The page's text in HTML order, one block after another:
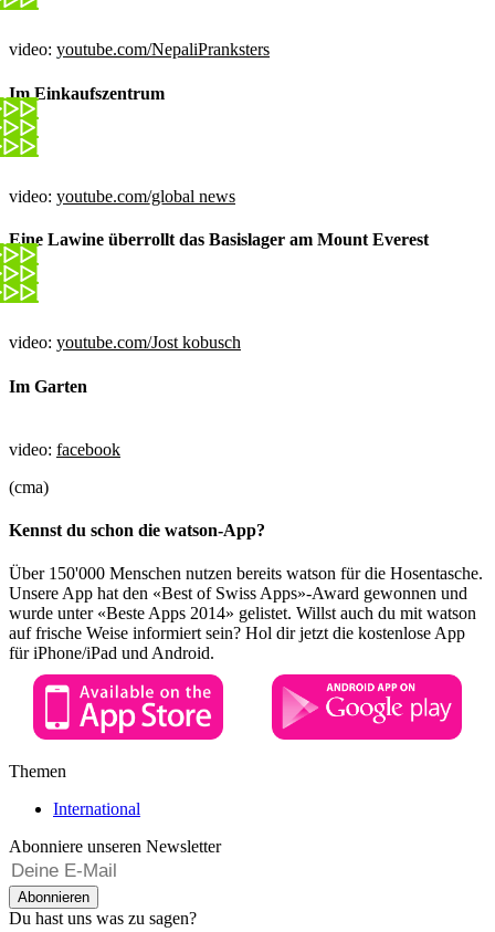
video: youtube.com/NepaliPranksters
Im Einkaufszentrum
video: youtube.com/global news
Eine Lawine überrollt das Basislager am Mount Everest
video: youtube.com/Jost kobusch
Im Garten
video: facebook
(cma)
Kennst du schon die watson-App?
Über 150'000 Menschen nutzen bereits watson für die Hosentasche.
Unsere App hat den «Best of Swiss Apps»-Award gewonnen und
wurde unter «Beste Apps 2014» gelistet. Willst auch du mit watson
auf frische Weise informiert sein? Hol dir jetzt die kostenlose App
für iPhone/iPad und Android.
Themen
International
Abonniere unseren Newsletter
Abonnieren
Du hast uns was zu sagen?